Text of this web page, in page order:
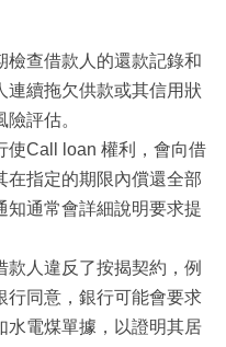
檢查借款人的還款記錄和
連續拖欠供款或其信用狀
評估。
使Call loan 權利，會向借
在指定的期限內償還全部
知通常會詳細說明要求提
人違反了按揭契約，例
行同意，銀行可能會要求
水電煤單據，以證明其居